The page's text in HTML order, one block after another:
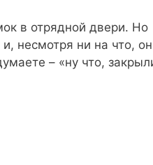
в отрядной двери. Но
несмотря ни на что,
– «ну что,